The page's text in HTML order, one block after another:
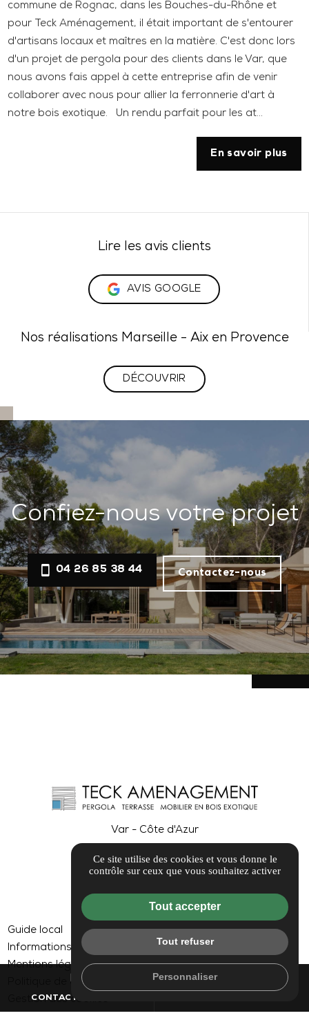
commune de Rognac, dans les Bouches-du-Rhône et
pour Teck Aménagement, il était important de s'entourer
d'artisans locaux et maîtres en la matière. C'est donc lors
d'un projet de pergola pour des clients dans le Var, que
nous avons fais appel à cette entreprise afin de venir
collaborer avec nous pour allier la ferronnerie d'art à
notre bois exotique. Un rendu parfait pour les at...
En savoir plus
Lire les avis clients
AVIS GOOGLE
Nos réalisations Marseille - Aix en Provence
DÉCOUVRIR
Confiez-nous votre projet
04 26 85 38 44 Contactez-nous
mail
CONTACTEZ-NOUS
Var - Côte d'Azur
Guide local
Informations complémentaires
Mentions légales
Politique de confidentialité
Gestion des cookies
Ce site utilise des cookies et vous donne le
contrôle sur ceux que vous souhaitez activer
Tout accepter
Tout refuser
Personnaliser